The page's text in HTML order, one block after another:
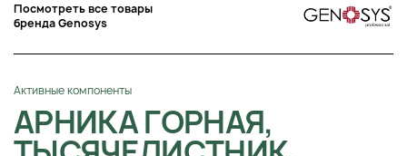
Посмотреть все товары
бренда Genosys
Активные компоненты
АРНИКА ГОРНАЯ,